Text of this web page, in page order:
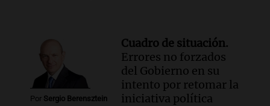
Por Sergio Berensztein
Cuadro de situación.
Errores no forzados
del Gobierno en su
intento por retomar la
iniciativa política